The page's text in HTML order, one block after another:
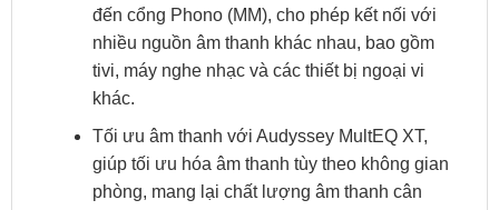
đến cổng Phono (MM), cho phép kết nối với
nhiều nguồn âm thanh khác nhau, bao gồm
tivi, máy nghe nhạc và các thiết bị ngoại vi
khác.
Tối ưu âm thanh với Audyssey MultEQ XT,
giúp tối ưu hóa âm thanh tùy theo không gian
phòng, mang lại chất lượng âm thanh cân